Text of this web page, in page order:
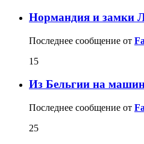
Нормандия и замки
Последнее сообщение от
15
Из Бельгии на
Последнее сообщение от
25